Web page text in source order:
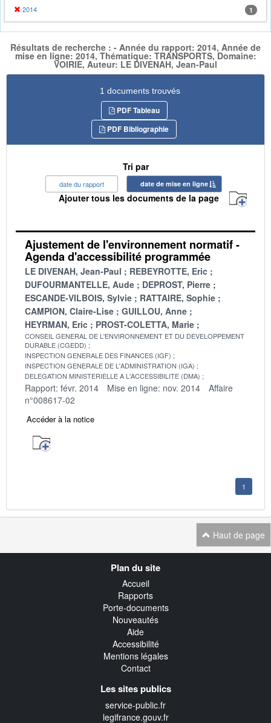
2014 1
Résultats de recherche : - Année du rapport: 2014, Année de
mise en ligne: 2014, Thématique: TRANSPORTS, Domaine:
VOIRIE, Auteur: LE DIVENAH, Jean-Paul
1 documents trouvés
PDF Tableau
PDF Bibliographie
Tri par
date du rapport date de mise en ligne
Ajouter tous les documents de la page
Ajustement de l'environnement normatif -
Agenda d'accessibilité programmée
LE DIVENAH, Jean-Paul
REBEYROTTE, Eric
DUFOURMANTELLE, Aude
DEPROST, Pierre
ESCANDE-VILBOIS, Sylvie
RATTAIRE, Sophie
CAMPION, Claire-Lise
GUILLOU, Anne
HEYRMAN, Eric
PROST-COLETTA, Marie
CONSEIL GENERAL DE L'ENVIRONNEMENT ET DU DEVELOPPEMENT
DURABLE (CGEDD)
INSPECTION GENERALE DES FINANCES (IGF)
INSPECTION GENERALE DE L'ADMINISTRATION (IGA)
DELEGATION MINISTERIELLE A L'ACCESSIBILITE (DMA)
Rapport: févr. 2014 Mise en ligne: nov. 2014
Affaire
n°008617-02
Accéder à la notice
1
Haut de page
Plan du site
Accueil
Rapports
Porte-documents
Nouveautés
Aide
Accessibilité
Mentions légales
Contact
Les sites publics
service-public.fr
legifrance.gouv.fr